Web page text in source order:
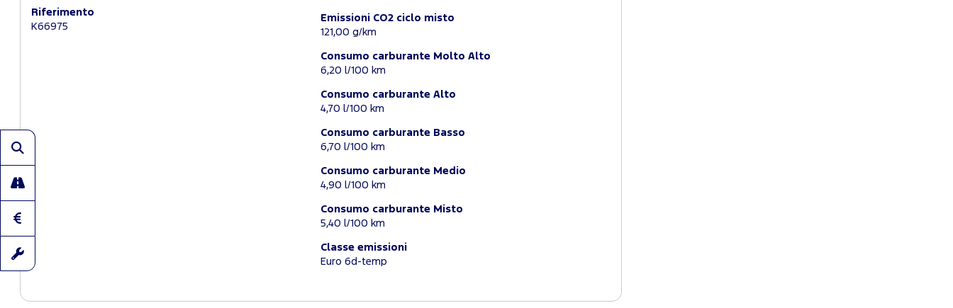
Riferimento
K66975
Emissioni CO2 ciclo misto
121,00 g/km
Consumo carburante Molto Alto
6,20 l/100 km
Consumo carburante Alto
4,70 l/100 km
Consumo carburante Basso
6,70 l/100 km
Consumo carburante Medio
4,90 l/100 km
Consumo carburante Misto
5,40 l/100 km
Classe emissioni
Euro 6d-temp